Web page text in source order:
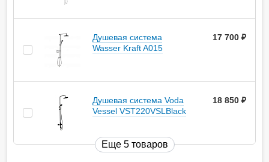
Душевая система
Wasser Kraft A015
17 700
Душевая система Voda
Vessel VST220VSLBlack
18 850
Еще 5 товаров